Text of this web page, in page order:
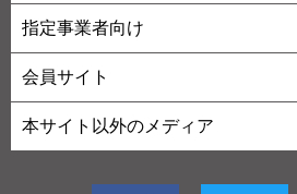
指定事業者向け
会員サイト
本サイト以外のメディア